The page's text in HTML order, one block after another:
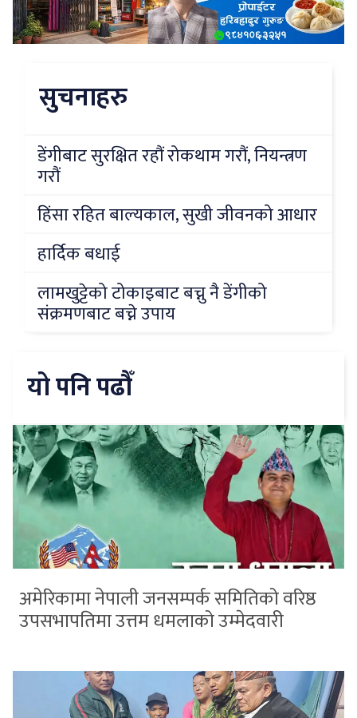
सुचनाहरु
डेंगीबाट सुरक्षित रहौं रोकथाम गरौं, नियन्त्रण
गरौं
हिंसा रहित बाल्यकाल, सुखी जीवनको आधार
हार्दिक बधाई
लामखुट्टेको टोकाइबाट बच्नु नै डेंगीको
संक्रमणबाट बच्ने उपाय
यो पनि पढौँ
अमेरिकामा नेपाली जनसम्पर्क समितिको वरिष्ठ
उपसभापतिमा उत्तम धमलाको उम्मेदवारी